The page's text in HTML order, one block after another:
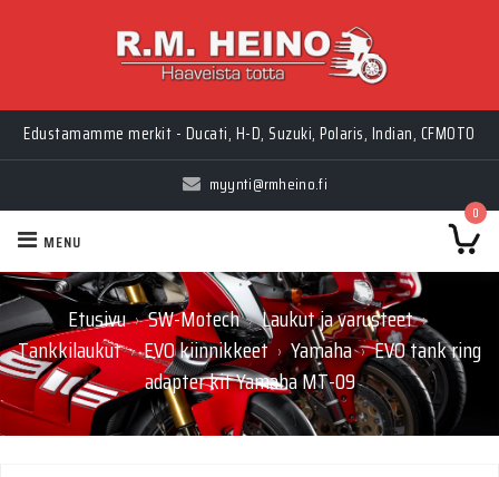
Edustamamme merkit - Ducati, H-D, Suzuki, Polaris, Indian, CFMOTO
myynti@rmheino.fi
0
MENU
Etusivu › SW-Motech › Laukut ja varusteet ›
Tankkilaukut › EVO kiinnikkeet › Yamaha › EVO tank ring
adapter kit Yamaha MT-09